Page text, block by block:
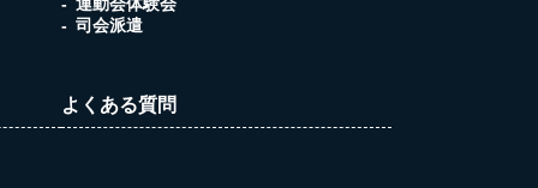
司会派遣
よくある質問